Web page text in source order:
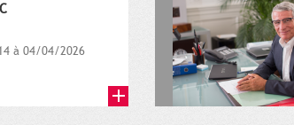
à 04/04/2026